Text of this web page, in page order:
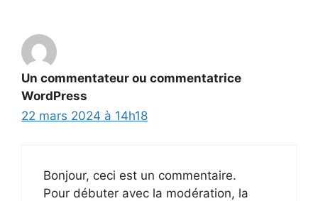
Un commentateur ou commentatrice
WordPress
22 mars 2024 à 14h18
Bonjour, ceci est un commentaire.
Pour débuter avec la modération, la